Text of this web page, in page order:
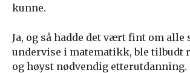
kunne.
Ja, og så hadde det vært fint om alle
undervise i matematikk, ble tilbudt
og høyst nødvendig etterutdanning.